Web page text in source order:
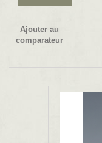
Ajouter au
comparateur